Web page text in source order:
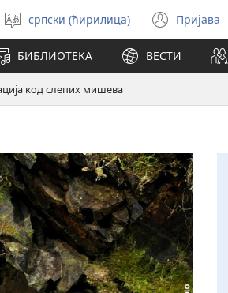
Изабери
језик
српски (ћирилица) Пријава
(отвара
нови
прозор)
БИБЛИОТЕКА ВЕСТИ
код слепих мишева